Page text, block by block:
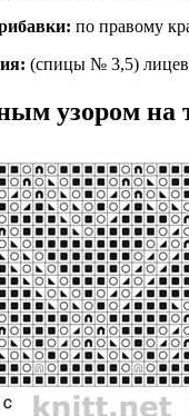
по правому
(спицы № 3,5)
узором на